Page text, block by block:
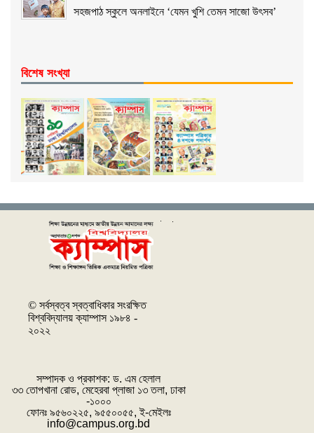
সহজপাঠ স্কুলে অনলাইনে ‘যেমন খুশি তেমন সাজো উৎসব’
বিশেষ সংখ্যা
© সর্বস্বত্ব স্বত্বাধিকার সংরক্ষিত
বিশ্ববিদ্যালয় ক্যাম্পাস ১৯৮৪ -
২০২২
সম্পাদক ও প্রকাশক: ‌ড. এম হেলাল
৩৩ তোপখানা রোড, মেহেরবা প্লাজা ১৩ তলা, ঢাকা
-১০০০
ফোনঃ ৯৫৬০২২৫, ৯৫৫০০৫৫, ই-মেইলঃ
info@campus.org.bd